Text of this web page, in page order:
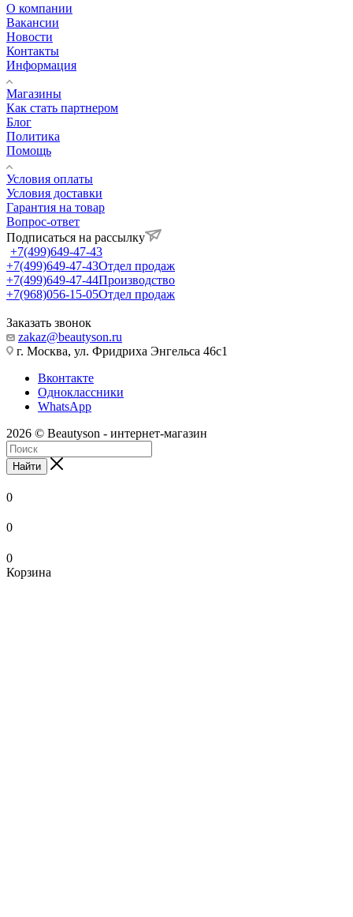
О компании
Вакансии
Новости
Контакты
Информация
Магазины
Как стать партнером
Блог
Политика
Помощь
Условия оплаты
Условия доставки
Гарантия на товар
Вопрос-ответ
Подписаться на рассылку
+7(499)649-47-43
+7(499)649-47-43Отдел продаж
+7(499)649-47-44Производство
+7(968)056-15-05Отдел продаж
Заказать звонок
zakaz@beautyson.ru
г. Москва, ул. Фридриха Энгельса 46с1
Вконтакте
Одноклассники
WhatsApp
2026 © Beautyson - интернет-магазин
Найти
0
0
0
Корзина